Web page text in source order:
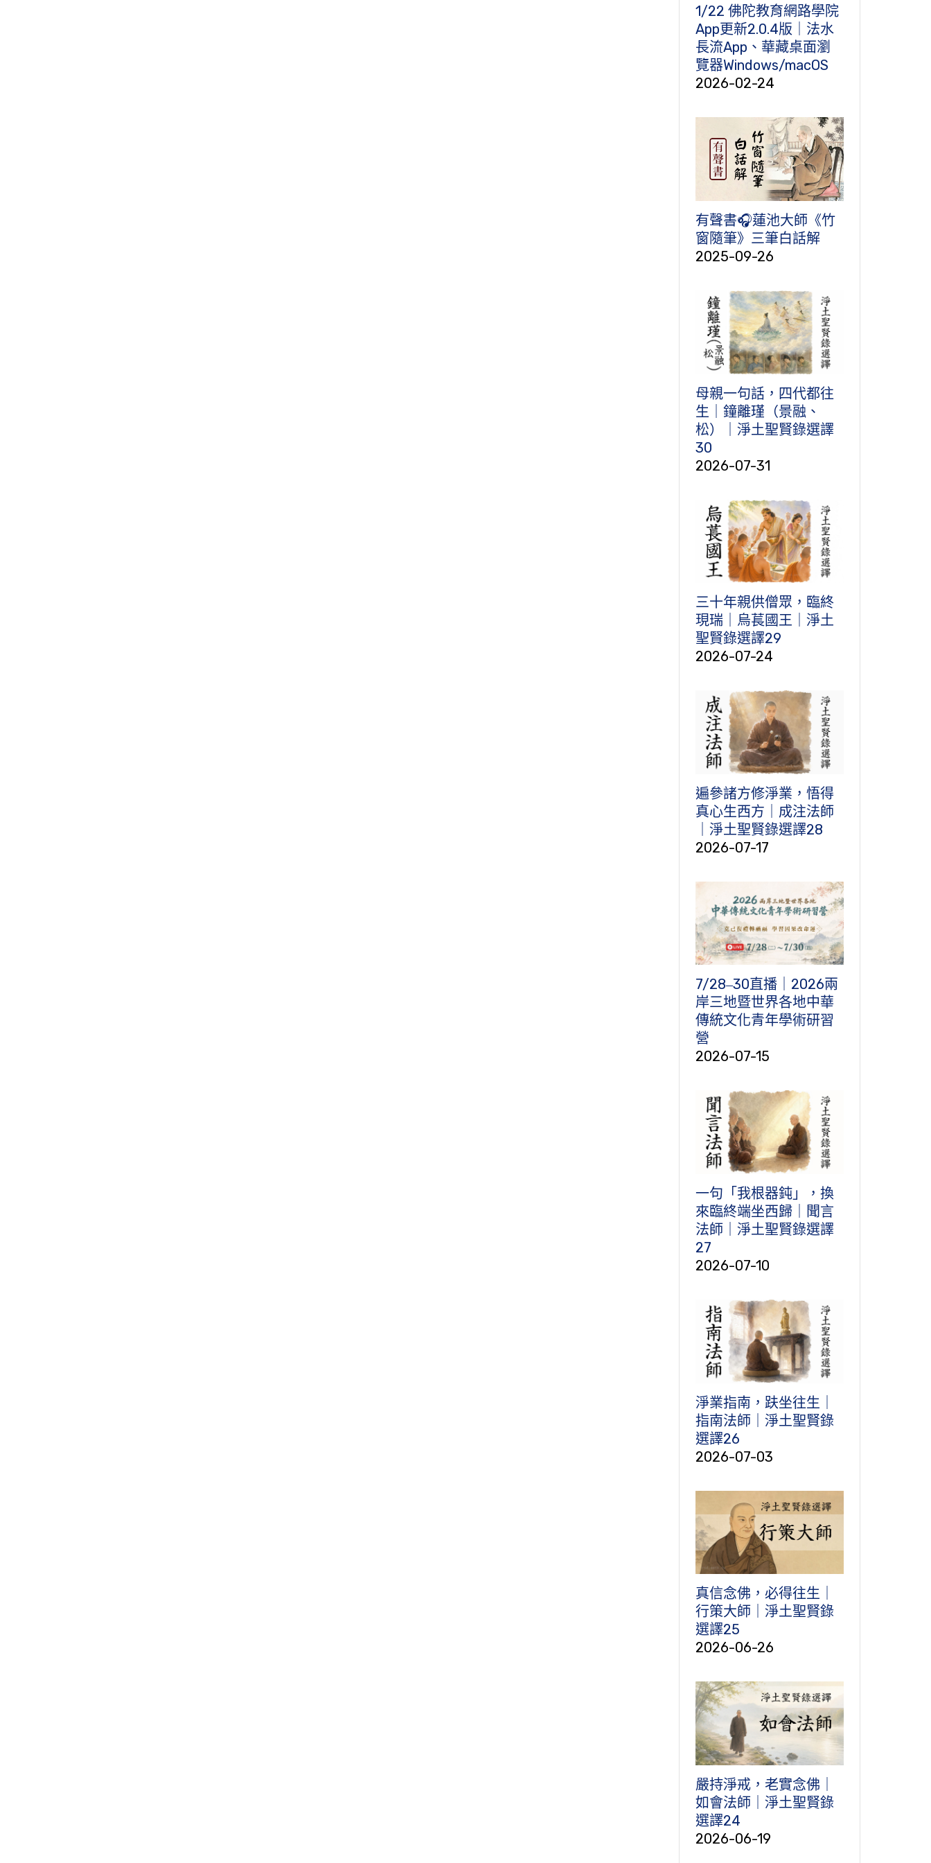
1/22 佛陀教育網路學院
App更新2.0.4版｜法水
長流App、華藏桌面瀏
覽器Windows/macOS
2026-02-24
有聲書🎧蓮池大師《竹
窗隨筆》三筆白話解
2025-09-26
母親一句話，四代都往
生｜鐘離瑾（景融、
松）｜淨土聖賢錄選譯
30
2026-07-31
三十年親供僧眾，臨終
現瑞｜烏萇國王｜淨土
聖賢錄選譯29
2026-07-24
遍參諸方修淨業，悟得
真心生西方｜成注法師
｜淨土聖賢錄選譯28
2026-07-17
7/28‒30直播｜2026兩
岸三地暨世界各地中華
傳統文化青年學術研習
營
2026-07-15
一句「我根器鈍」，換
來臨終端坐西歸｜聞言
法師｜淨土聖賢錄選譯
27
2026-07-10
淨業指南，趺坐往生｜
指南法師｜淨土聖賢錄
選譯26
2026-07-03
真信念佛，必得往生｜
行策大師｜淨土聖賢錄
選譯25
2026-06-26
嚴持淨戒，老實念佛｜
如會法師｜淨土聖賢錄
選譯24
2026-06-19